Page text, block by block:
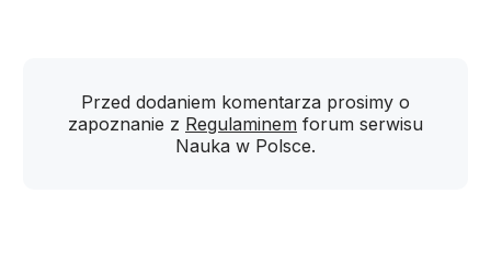
Przed dodaniem komentarza prosimy o
zapoznanie z Regulaminem forum serwisu
Nauka w Polsce.